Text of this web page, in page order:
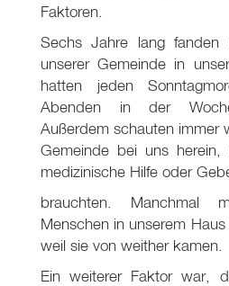
Faktoren.
Sechs Jahre lang fanden
unserer Gemeinde in
hatten jeden
Abenden in der Woche
Außerdem schauten immer
Gemeinde bei uns
medizinische Hilfe oder
brauchten. Manchmal
Menschen in unserem
weil sie von weither kamen.
Ein weiterer Faktor war,